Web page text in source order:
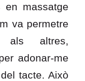
massatge
va permetre
altres,
adonar-me
tacte. Això